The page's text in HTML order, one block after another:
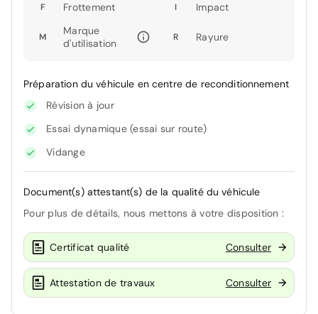
F Frottement I Impact
M
Marque
d'utilisation
R Rayure
Préparation du véhicule en centre de reconditionnement
Révision à jour
Essai dynamique (essai sur route)
Vidange
Document(s) attestant(s) de la qualité du véhicule
Pour plus de détails, nous mettons à votre disposition :
Certificat qualité Consulter
Attestation de travaux Consulter